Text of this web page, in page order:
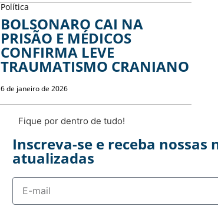
Política
BOLSONARO CAI NA
PRISÃO E MÉDICOS
CONFIRMA LEVE
TRAUMATISMO CRANIANO
6 de janeiro de 2026
Fique por dentro de tudo!
Inscreva-se e receba nossas
atualizadas